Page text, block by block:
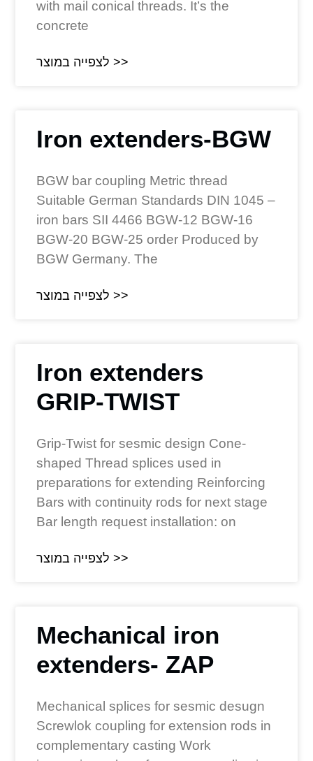
with mail conical threads. It’s the
concrete
לצפייה במוצר >>
Iron extenders-BGW
BGW bar coupling Metric thread
Suitable German Standards DIN 1045 –
iron bars SII 4466 BGW-12 BGW-16
BGW-20 BGW-25 order Produced by
BGW Germany. The
לצפייה במוצר >>
Iron extenders
GRIP-TWIST
Grip-Twist for sesmic design Cone-
shaped Thread splices used in
preparations for extending Reinforcing
Bars with continuity rods for next stage
Bar length request installation: on
לצפייה במוצר >>
Mechanical iron
extenders- ZAP
Mechanical splices for sesmic desugn
Screwlok coupling for extension rods in
complementary casting Work